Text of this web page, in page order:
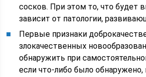
сосков. При этом то, что будет
зависит от патологии,
Первые признаки
злокачественных
обнаружить при
если что-либо было